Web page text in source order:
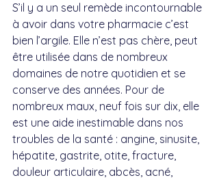
S’il y a un seul remède incontournable
à avoir dans votre pharmacie c’est
bien l’argile. Elle n’est pas chère, peut
être utilisée dans de nombreux
domaines de notre quotidien et se
conserve des années. Pour de
nombreux maux, neuf fois sur dix, elle
est une aide inestimable dans nos
troubles de la santé : angine, sinusite,
hépatite, gastrite, otite, fracture,
douleur articulaire, abcès, acné,